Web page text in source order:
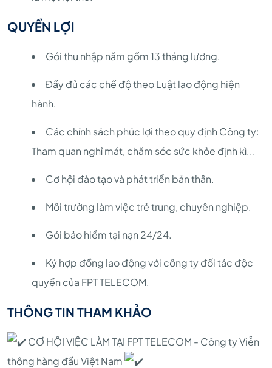
QUYỀN LỢI
Gói thu nhập năm gồm 13 tháng lương.
Đầy đủ các chế độ theo Luật lao động hiện
hành.
Các chính sách phúc lợi theo quy định Công ty:
Tham quan nghỉ mát, chăm sóc sức khỏe định kì...
Cơ hội đào tạo và phát triển bản thân.
Môi trường làm việc trẻ trung, chuyên nghiệp.
Gói bảo hiểm tại nạn 24/24.
Ký hợp đồng lao động với công ty đối tác độc
quyền của FPT TELECOM.
THÔNG TIN THAM KHẢO
CƠ HỘI VIỆC LÀM TẠI FPT TELECOM - Công ty Viễn
thông hàng đầu Việt Nam